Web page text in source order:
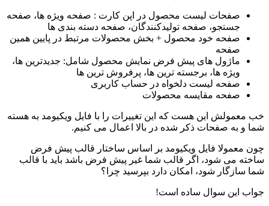
صفحات لیست محصول در اپن کارت : صفحه ویژه ها، صفحه
جستجو، صفحه تولیدکنندگان، صفحه دسته بندی ها
صفحه خود محصول + بخش محصولات مرتبط در پایین همین
صفحه
ماژول های پیش فرض نمایش محصول شامل: جدیدترین ها،
ویژه ها، برجسته ترین ها، پرفروش ترین ها
صفحه لیست دلخواه در حساب کاربری
صفحه مقایسه محصولات
خب معمولش این هست که این تغییرات را با فایل ویکیومد به هسته
شما و به صفحات ذکر شده در بالا اعمال می کنیم.
چون معمولا فایل ویکیومد بر اساس ساختار قالب پیش فرض
ساخته می شود، اگر قالب شما غیر پیش فرض باشد باید با قالب
شما سازگار شود، امکان دارد بپرسید چرا؟
جواب این سوال ساده است!